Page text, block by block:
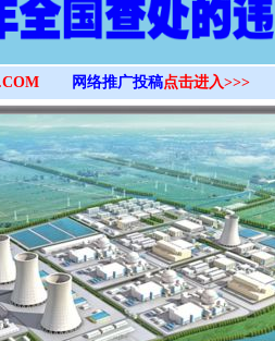
网络推广投稿点击进入>>>